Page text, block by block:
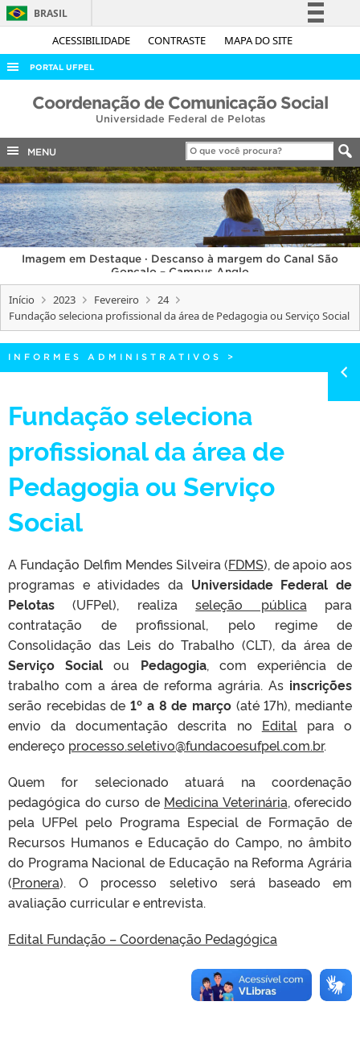
ACESSIBILIDADE CONTRASTE MAPA DO SITE
BRASIL
Simplifique!
Acesso à informação
Legislação
Canais
PORTAL UFPEL
ACESSO À INFORMAÇÃO
COBALTO
CONCURSOS
EDITAIS
INTERNACIONAL
OUVIDORIA
PORTARIAS
TELEFONES
Coordenação de Comunicação Social
Universidade Federal de Pelotas
MENU
Imagem em Destaque · Descanso à margem do Canal São
Gonçalo – Campus Anglo
Início 2023 Fevereiro
24
Fundação seleciona profissional da área de Pedagogia ou Serviço Social
INFORMES ADMINISTRATIVOS >
Fundação seleciona
profissional da área de
Pedagogia ou Serviço
Social
A Fundação Delfim Mendes Silveira (FDMS), de apoio aos
programas e atividades da Universidade Federal de
Pelotas (UFPel), realizaseleção pública para
contratação de profissional, pelo regime de
Consolidação das Leis do Trabalho (CLT), da área de
Serviço Social ou Pedagogia, com experiência de
trabalho com a área de reforma agrária. As inscrições
serão recebidas de1º a 8 de março(até 17h), mediante
envio da documentação descrita no Editalpara o
endereço processo.seletivo@fundacoesufpel.com.br.
Quem for selecionado atuará na coordenação
pedagógica do curso de Medicina Veterinária, oferecido
pela UFPel pelo Programa Especial de Formação de
Recursos Humanos e Educação do Campo, no âmbito
do Programa Nacional de Educação na Reforma Agrária
(Pronera). O processo seletivo será baseado em
avaliação curricular e entrevista.
Edital Fundação – Coordenação Pedagógica